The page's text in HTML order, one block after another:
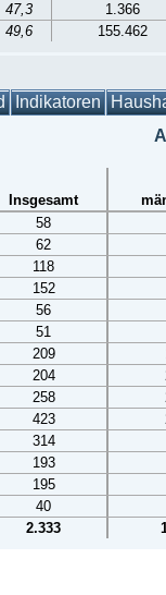
47,3 1.366
49,6 155.462
Indikatoren
Insgesamt
58
62
118
152
56
51
209
204
258
423
314
193
195
40
2.333